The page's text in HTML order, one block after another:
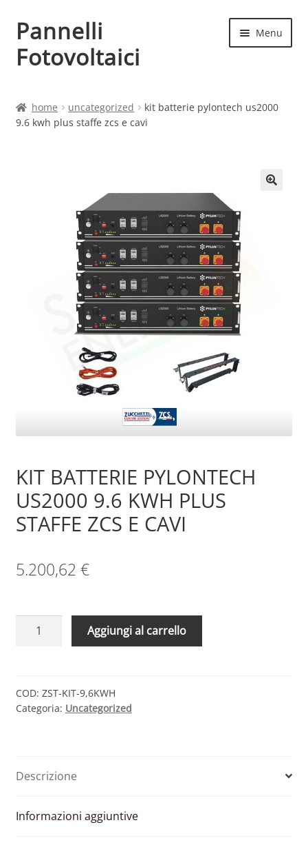
Vai
alla
navigazione
Vai
al
contenuto
Pannelli
Fotovoltaici
Menu
Cart
home uncategorized
kit batterie pylontech us2000
9.6 kwh plus staffe zcs e cavi
KIT BATTERIE PYLONTECH
US2000 9.6 KWH PLUS
STAFFE ZCS E CAVI
5.200,62 €
9.6
KWH
E
quantità
Aggiungi al carrello
COD: ZST-KIT-9,6KWH
Categoria: Uncategorized
Descrizione
Informazioni aggiuntive